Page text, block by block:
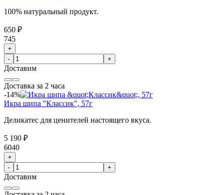
100% натуральный продукт.
650 ₽
745
+
-
+
Доставим
Доставка за 2 часа
-14%
Икра шипа "Классик", 57г
Деликатес для ценителей настоящего вкуса.
5 190 ₽
6040
+
-
+
Доставим